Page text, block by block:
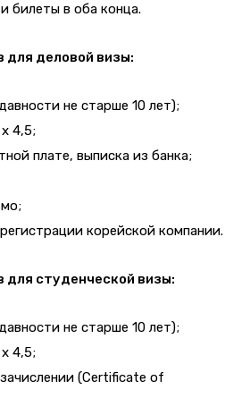
билеты в оба конца.
для деловой визы:
не старше 10 лет);
4,5;
плате, выписка из банка;
корейской компании.
для студенческой визы:
не старше 10 лет);
4,5;
(Certificate of